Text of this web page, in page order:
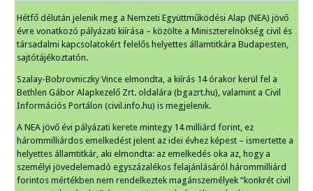
Hétfő délután jelenik meg a Nemzeti Együttműködési Alap (NEA) jövő
évre vonatkozó pályázati kiírása – közölte a Miniszterelnökség civil és
társadalmi kapcsolatokért felelős helyettes államtitkára Budapesten,
sajtótájékoztatón.
Szalay-Bobrovniczky Vince elmondta, a kiírás 14 órakor kerül fel a
Bethlen Gábor Alapkezelő Zrt. oldalára (bgazrt.hu), valamint a Civil
Információs Portálon (civil.info.hu) is megjelenik.
A NEA jövő évi pályázati kerete mintegy 14 milliárd forint, ez
hárommilliárdos emelkedést jelent az idei évhez képest – ismertette a
helyettes államtitkár, aki elmondta: az emelkedés oka az, hogy a
személyi jövedelemadó egyszázalékos felajánlásáról hárommilliárd
forintos mértékben nem rendelkeztek magánszemélyek “konkrét civil